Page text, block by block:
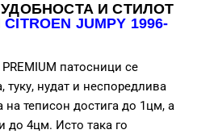
И СТИЛОТ
CITROEN JUMPY 1996-
патосници се
туку, нудат и неспоредлива
на теписон достига до 1цм, а
до 4цм. Исто така го